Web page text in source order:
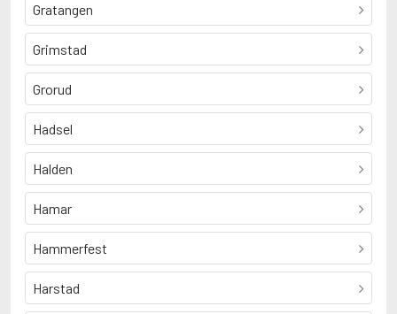
Gratangen
Grimstad
Grorud
Hadsel
Halden
Hamar
Hammerfest
Harstad